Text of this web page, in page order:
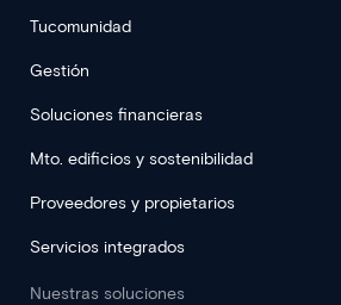
Tucomunidad
Gestión
Soluciones financieras
Mto. edificios y sostenibilidad
Proveedores y propietarios
Servicios integrados
Nuestras soluciones